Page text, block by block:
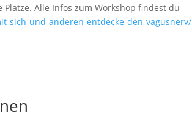
Alle Infos zum Workshop findest du
sich-und-anderen-entdecke-den-vagusnerv/